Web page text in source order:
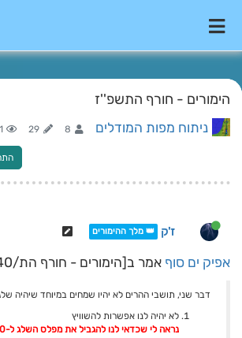
הימורים - חורף התשפ''ז
ניתוח מפות המודלים 8
29
ז'ק 👑 מלך ההימורים
אפיק ים סוף אמר ב[הימורים - חורף הת/53340):
דבר שני, תושבי ההרים לא יהיו שמחים במיוחד שיהיה
לא יהיה לנו אפשרות להשוויץ
נראה לי שכדאי לנו להגביל את מפלס השלג ל-400 מטר.